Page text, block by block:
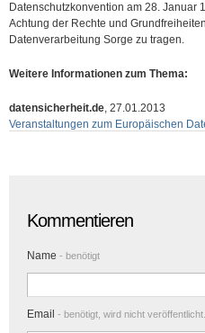
Datenschutzkonvention am 28. Januar
Achtung der Rechte und
Datenverarbeitung Sorge zu tragen.
Weitere Informationen zum Thema:
datensicherheit.de, 27.01.2013
Veranstaltungen zum Europäischen
Kommentieren
Name - benötigt
Email - benötigt, wird nicht veröffentlicht.